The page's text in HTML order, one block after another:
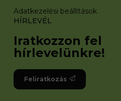
Adatkezelési beállítások
HÍRLEVÉL
Iratkozzon fel
hírlevelünkre!
Feliratkozás